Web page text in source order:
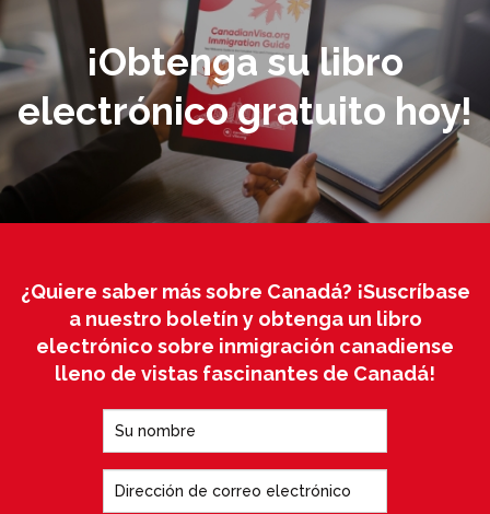
¡Obtenga su libro
electrónico gratuito hoy!
¿Quiere saber más sobre Canadá? ¡Suscríbase
a nuestro boletín y obtenga un libro
electrónico sobre inmigración canadiense
lleno de vistas fascinantes de Canadá!